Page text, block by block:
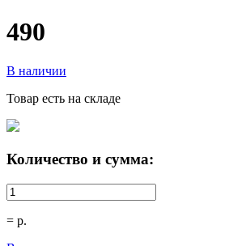
490
В наличии
Товар есть на складе
Количество и сумма:
= р.